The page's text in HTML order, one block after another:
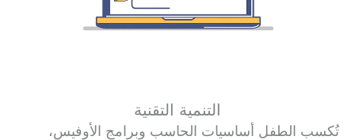
التنمية التقنية
تُكسب الطفل أساسيات الحاسب وبرامج الأوفيس،